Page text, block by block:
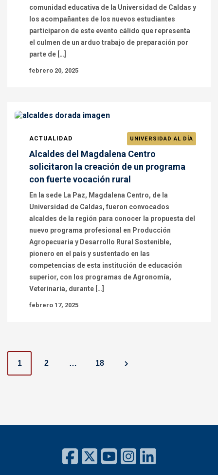
comunidad educativa de la Universidad de Caldas y
los acompañantes de los nuevos estudiantes
participaron de este evento cálido que representa
el culmen de un arduo trabajo de preparación por
parte de […]
febrero 20, 2025
ACTUALIDAD UNIVERSIDAD AL DÍA
Alcaldes del Magdalena Centro
solicitaron la creación de un programa
con fuerte vocación rural
En la sede La Paz, Magdalena Centro, de la
Universidad de Caldas, fueron convocados
alcaldes de la región para conocer la propuesta del
nuevo programa profesional en Producción
Agropecuaria y Desarrollo Rural Sostenible,
pionero en el país y sustentado en las
competencias de esta institución de educación
superior, con los programas de Agronomía,
Veterinaria, durante […]
febrero 17, 2025
P
t
1 2 … 18